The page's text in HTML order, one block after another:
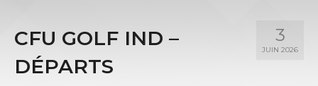
PRÉSENTATION
ADMINISTRATIF
3
JUIN 2026
CFU GOLF IND –
DÉPARTS